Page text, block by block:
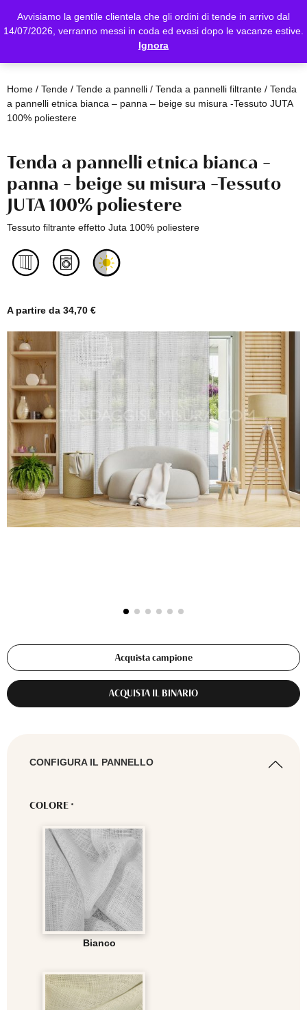
Avvisiamo la gentile clientela che gli ordini di tende in arrivo dal
14/07/2026, verranno messi in coda ed evasi dopo le vacanze estive.
Ignora
Home/ Tende/ Tende a pannelli/ Tenda a pannelli filtrante/ Tenda
a pannelli etnica bianca – panna – beige su misura -Tessuto JUTA
100% poliestere
Tenda a pannelli etnica bianca –
panna – beige su misura -Tessuto
JUTA 100% poliestere
Tessuto filtrante effetto Juta 100% poliestere
A partire da 34,70 €
Acquista campione
ACQUISTA IL BINARIO
CONFIGURA IL PANNELLO
COLORE*
Bianco